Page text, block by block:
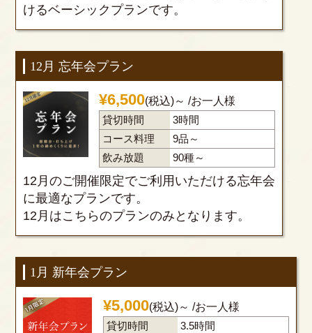
けるベーシックプランです。
12月 忘年会プラン
¥6,500(税込)～ /お一人様
貸切時間
3時間
コース料理
9品～
飲み放題
90種～
12月のご開催限定でご利用いただける忘年会
に最適なプランです。
12月はこちらのプランのみとなります。
1月 新年会プラン
¥5,000(税込)～ /お一人様
貸切時間
3.5時間